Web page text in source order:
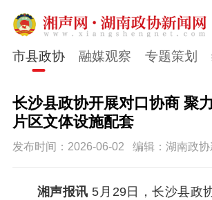
市县政协 融媒观察 专题策划
长沙县政协开展对口协商 聚
片区文体设施配套
发布时间：2026-06-02 编辑：湖南政协
湘声报讯 5月29日，长沙县政